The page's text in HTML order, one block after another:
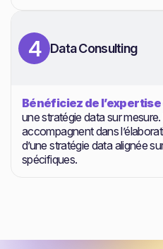
4 Data Consulting
Bénéficiez de
une stratégie data sur
accompagnent dans
d’une stratégie data alignée
spécifiques.